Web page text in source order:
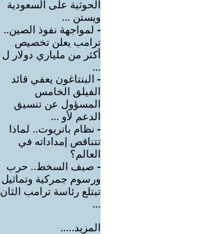
الحوثية على السعودية
ويستن ...
- لمواجهة نفوذ الصين..
ترامب يعلن تخصيص
أكثر من ملياري دولار ل
...
- البنتاغون يعفي قائد
الفيلق الخامس
المسؤول عن تنسيق
الدعم لأو ...
- نظام باتريوت.. لماذا
تتناقص إمداداته في
العالم؟
- صيف السخط.. حرب
ورسوم جمركية وتماثيل
تبتلع رئاسة ترامب الثان
...
المزيد.....